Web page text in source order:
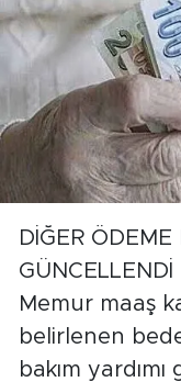
DİĞER
GÜNCELLENDİ
Memur maaş
belirlenen
bakım